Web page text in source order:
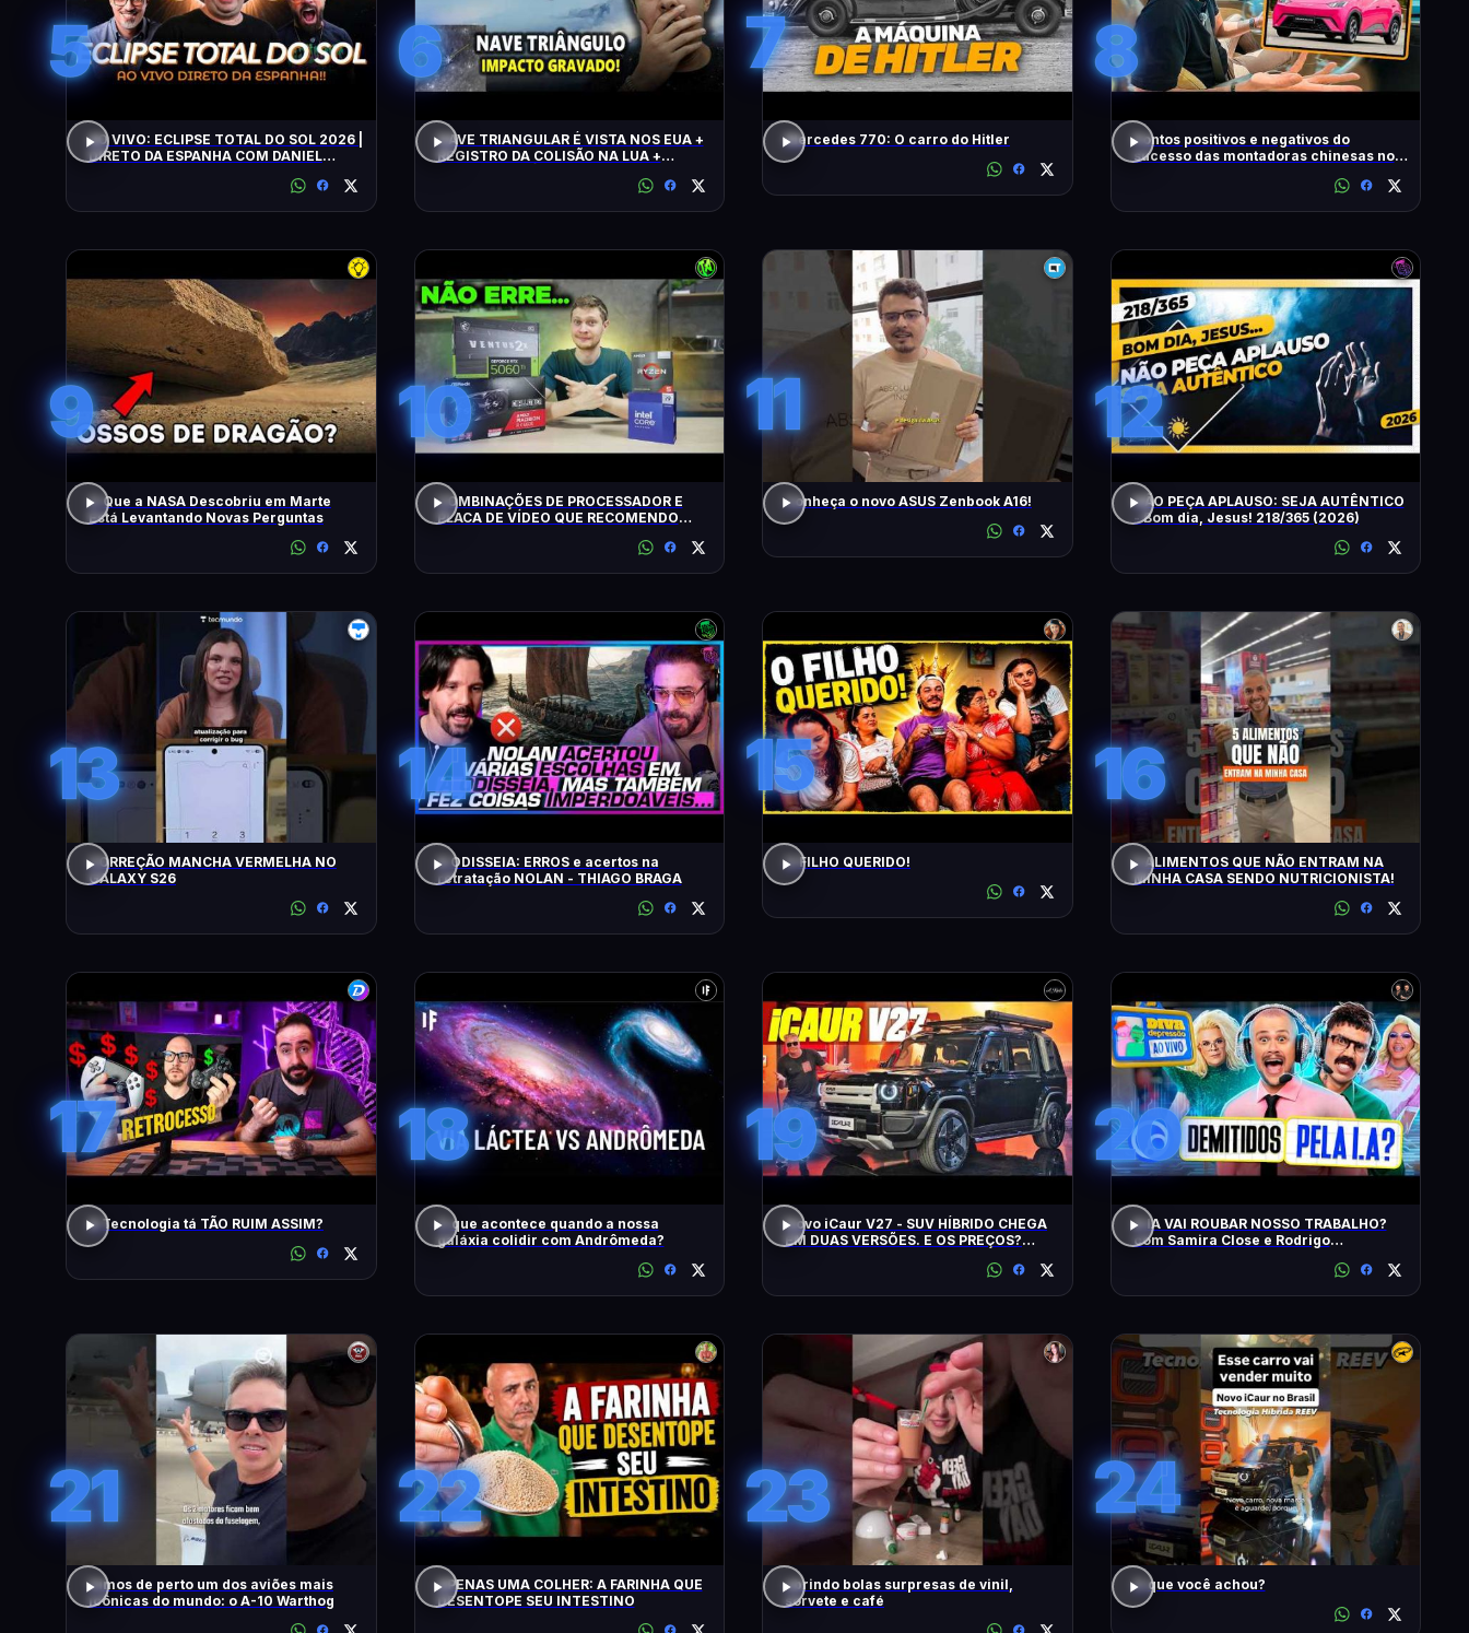
5
AO VIVO: ECLIPSE TOTAL DO SOL 2026 |
DIRETO DA ESPANHA COM DANIEL
6
NAVE TRIANGULAR É VISTA NOS EUA +
REGISTRO DA COLISÃO NA LUA +
7
Mercedes 770: O carro do Hitler
8
Pontos positivos e negativos do
sucesso das montadoras chinesas no
9
O Que a NASA Descobriu em Marte
Está Levantando Novas Perguntas
10
COMBINAÇÕES DE PROCESSADOR E
PLACA DE VÍDEO QUE RECOMENDO
11
Conheça o novo ASUS Zenbook A16!
12
NÃO PEÇA APLAUSO: SEJA AUTÊNTICO
- Bom dia, Jesus! 218/365 (2026)
13
CORREÇÃO MANCHA VERMELHA NO
GALAXY S26
14
A ODISSEIA: ERROS e acertos na
retratação NOLAN - THIAGO BRAGA
15
O FILHO QUERIDO!
16
5 ALIMENTOS QUE NÃO ENTRAM NA
MINHA CASA SENDO NUTRICIONISTA!
17
A Tecnologia tá TÃO RUIM ASSIM?
18
O que acontece quando a nossa
galáxia colidir com Andrômeda?
19
Novo iCaur V27 - SUV HÍBRIDO CHEGA
EM DUAS VERSÕES. E OS PREÇOS?
20
A IA VAI ROUBAR NOSSO TRABALHO?
com Samira Close e Rodrigo
21
Vimos de perto um dos aviões mais
icônicas do mundo: o A-10 Warthog
22
APENAS UMA COLHER: A FARINHA QUE
DESENTOPE SEU INTESTINO
23
abrindo bolas surpresas de vinil,
sorvete e café
24
O que você achou?